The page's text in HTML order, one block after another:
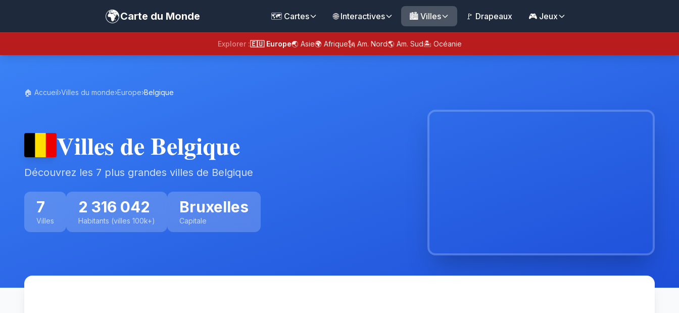
🌍Carte du Monde 🗺️ Cartes 🌐 Interactives 🏙️ Villes 🚩 Drapeaux 🎮 Jeux
Explorer :🇪🇺 Europe🌏 Asie🌍 Afrique🗽 Am. Nord🌎 Am. Sud🏝️ Océanie
🏠 Accueil›Villes du monde›Europe›Belgique
Villes de Belgique
Découvrez les 7 plus grandes villes de Belgique
7
Villes
2 316 042
Habitants (villes 100k+)
Bruxelles
Capitale